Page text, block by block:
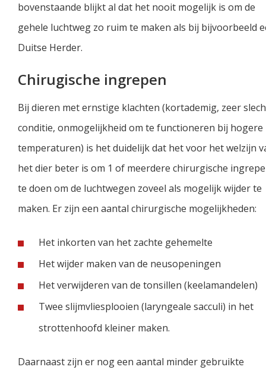
bovenstaande blijkt al dat het nooit mogelijk is om de
gehele luchtweg zo ruim te maken als bij bijvoorbeeld
Duitse Herder.
Chirugische ingrepen
Bij dieren met ernstige klachten (kortademig, zeer
conditie, onmogelijkheid om te functioneren bij hogere
temperaturen) is het duidelijk dat het voor het welzijn
het dier beter is om 1 of meerdere chirurgische
te doen om de luchtwegen zoveel als mogelijk wijder te
maken. Er zijn een aantal chirurgische mogelijkheden:
Het inkorten van het zachte gehemelte
Het wijder maken van de neusopeningen
Het verwijderen van de tonsillen (keelamandelen)
Twee slijmvliesplooien (laryngeale sacculi) in het
strottenhoofd kleiner maken.
Daarnaast zijn er nog een aantal minder gebruikte